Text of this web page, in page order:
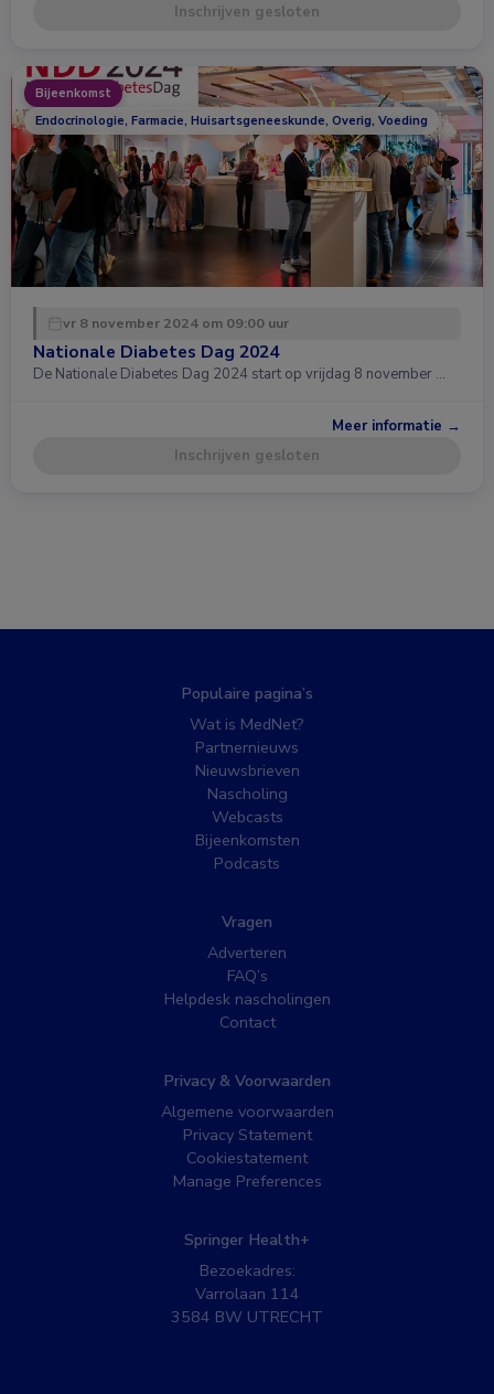
Inschrijven gesloten
Bijeenkomst
Endocrinologie, Farmacie, Huisartsgeneeskunde, Overig, Voeding
vr 8 november 2024 om 09:00 uur
Nationale Diabetes Dag 2024
De Nationale Diabetes Dag 2024 start op vrijdag 8 november …
Meer informatie →
Inschrijven gesloten
Populaire pagina’s
Wat is MedNet?
Partnernieuws
Nieuwsbrieven
Nascholing
Webcasts
Bijeenkomsten
Podcasts
Vragen
Adverteren
FAQ’s
Helpdesk nascholingen
Contact
Privacy & Voorwaarden
Algemene voorwaarden
Privacy Statement
Cookiestatement
Manage Preferences
Springer Health+
Bezoekadres:
Varrolaan 114
3584 BW UTRECHT